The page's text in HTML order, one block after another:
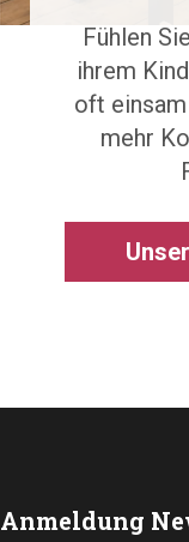
Fühlen
ihrem
oft
mehr
Anmeldung